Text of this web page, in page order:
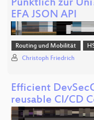
Pünktlich zur
EFA JSON API
Routing und Mobilität
Christoph Friedrich
Efficient
reusable CI/CD